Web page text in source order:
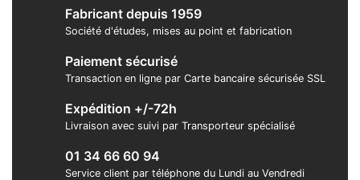
Fabricant depuis 1959
Société d'études, mises au point et fabrication
Paiement sécurisé
Transaction en ligne par Carte bancaire sécurisée SSL
Expédition +/-72h
Livraison avec suivi par Transporteur spécialisé
01 34 66 60 94
Service client par téléphone du Lundi au Vendredi